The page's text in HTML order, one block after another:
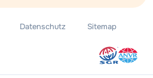
Datenschutz Sitemap